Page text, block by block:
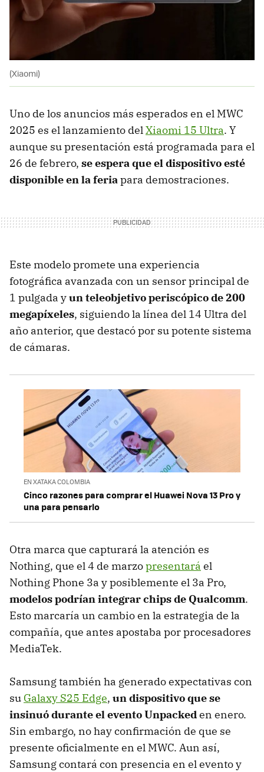
(Xiaomi)
Uno de los anuncios más esperados en el MWC
2025 es el lanzamiento delXiaomi 15 Ultra. Y
aunque su presentación está programada para el
26 de febrero, se espera que el dispositivo esté
disponible en la feriapara demostraciones.
Este modelo promete una experiencia
fotográfica avanzada con un sensor principal de
1 pulgada yun teleobjetivo periscópico de 200
megapíxeles, siguiendo la línea del 14 Ultra del
año anterior, que destacó por su potente sistema
de cámaras.
EN XATAKA COLOMBIA
Cinco razones para comprar el Huawei Nova 13 Pro y
una para pensarlo
Otra marca que capturará la atención es
Nothing, que el 4 de marzopresentará el
Nothing Phone 3a y posiblemente el 3a Pro,
modelos podrían integrar chips de Qualcomm.
Esto marcaría un cambio en la estrategia de la
compañía, que antes apostaba por procesadores
MediaTek.
Samsung también ha generado expectativas con
su Galaxy S25 Edge, un dispositivo que se
insinuó durante el evento Unpackeden enero.
Sin embargo, no hay confirmación de que se
presente oficialmente en el MWC. Aun así,
Samsung contará con presencia en el evento y